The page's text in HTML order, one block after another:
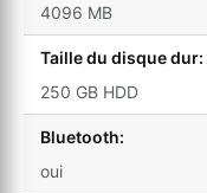
4096 MB
Taille du disque dur:
250 GB HDD
Bluetooth:
oui